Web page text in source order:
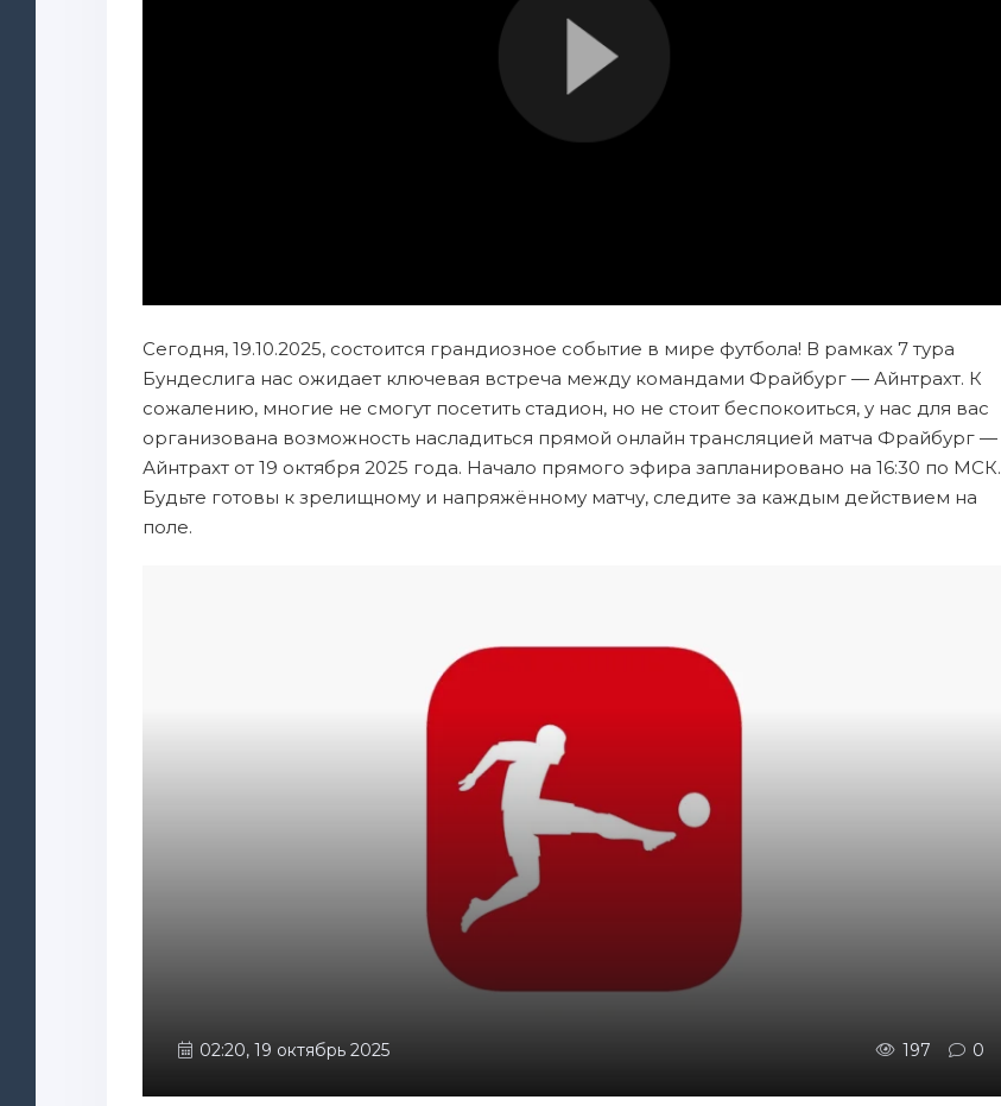
Сегодня, 19.10.2025, состоится грандиозное событие в мире футбола! В рамках 7 тура
Бундеслига нас ожидает ключевая встреча между командами Фрайбург — Айнтрахт. К
сожалению, многие не смогут посетить стадион, но не стоит беспокоиться, у нас для вас
организована возможность насладиться прямой онлайн трансляцией матча Фрайбург —
Айнтрахт от 19 октября 2025 года. Начало прямого эфира запланировано на 16:30 по МСК.
Будьте готовы к зрелищному и напряжённому матчу, следите за каждым действием на
поле.
02:20, 19 октябрь 2025 197 0